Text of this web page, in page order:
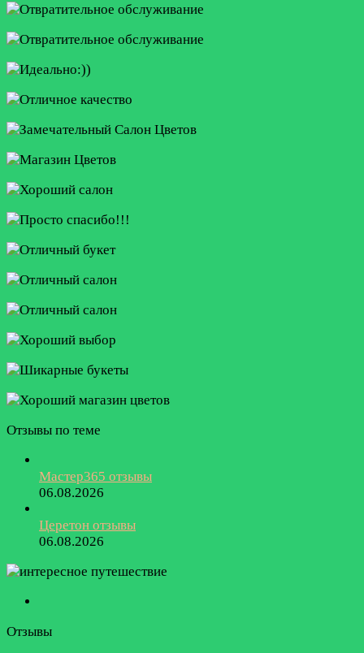
Отзывы по теме
Мастер365 отзывы
06.08.2026
Церетон отзывы
06.08.2026
Отзывы